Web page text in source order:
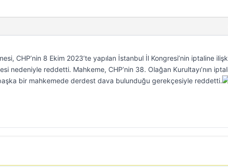
CHP’nin 8 Ekim 2023’te yapılan İstanbul İl Kongresi’nin iptaline
nedeniyle reddetti. Mahkeme, CHP’nin 38. Olağan Kurultayı’nın
bir mahkemede derdest dava bulunduğu gerekçesiyle reddetti.